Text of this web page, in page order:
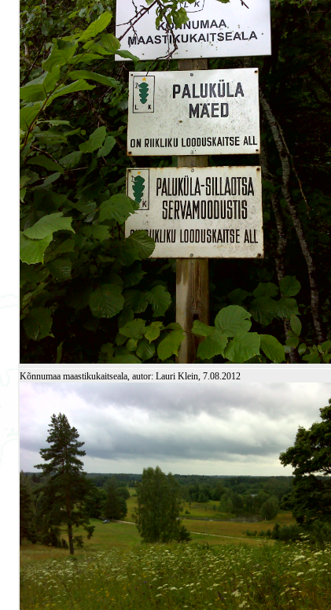
Kõnnumaa maastikukaitseala, autor: Lauri Klein, 7.08.2012